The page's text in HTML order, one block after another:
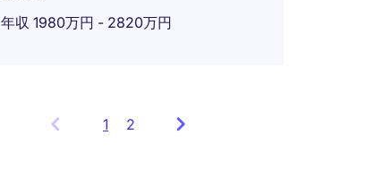
年収 1980万円 - 2820万円
1 Showing
2